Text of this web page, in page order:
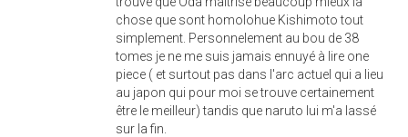
chose que sont homolohue Kishimoto tout
simplement. Personnelement au bou de 38
tomes je ne me suis jamais ennuyé à lire one
piece ( et surtout pas dans l'arc actuel qui a lieu
au japon qui pour moi se trouve certainement
être le meilleur) tandis que naruto lui m'a lassé
sur la fin.